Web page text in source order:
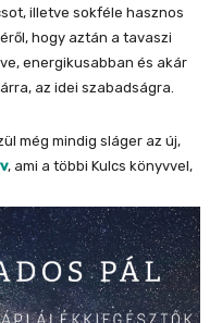
illetve sokféle hasznos
hogy aztán a tavaszi
energikusabban és akár
az idei szabadságra.
még mindig sláger az új,
, ami a többi Kulcs könyvvel,